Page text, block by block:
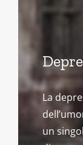
La
un